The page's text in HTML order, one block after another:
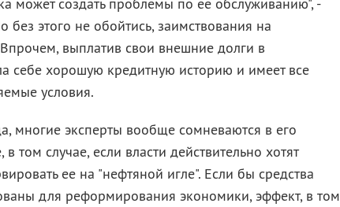
этого не обойтись, заимствования на
выплатив свои внешние долги в
себе хорошую кредитную историю и имеет все
условия.
многие эксперты вообще сомневаются в его
том случае, если власти действительно хотят
ее на "нефтяной игле". Если бы средства
для реформирования экономики, эффект, в том